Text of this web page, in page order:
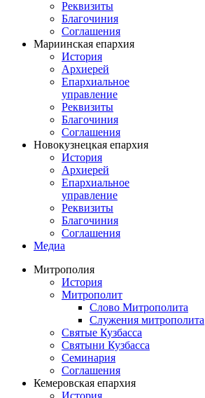
Реквизиты
Благочиния
Соглашения
Мариинская епархия
История
Архиерей
Епархиальное
управление
Реквизиты
Благочиния
Соглашения
Новокузнецкая епархия
История
Архиерей
Епархиальное
управление
Реквизиты
Благочиния
Соглашения
Медиа
Митрополия
История
Митрополит
Слово Митрополита
Служения митрополита
Святые Кузбасса
Святыни Кузбасса
Семинария
Соглашения
Кемеровская епархия